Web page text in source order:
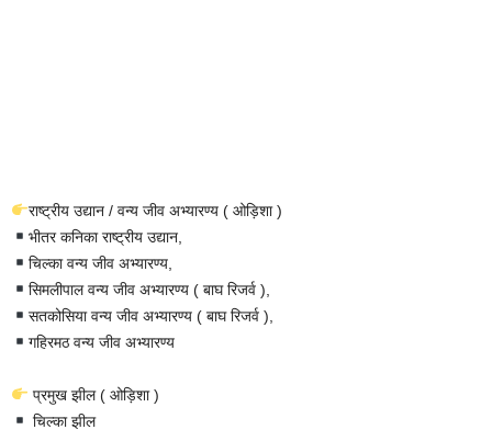
राष्ट्रीय उद्यान / वन्य जीव अभ्यारण्य ( ओड़िशा )
भीतर कनिका राष्ट्रीय उद्यान,
चिल्का वन्य जीव अभ्यारण्य,
सिमलीपाल वन्य जीव अभ्यारण्य ( बाघ रिजर्व ),
सतकोसिया वन्य जीव अभ्यारण्य ( बाघ रिजर्व ),
गहिरमठ वन्य जीव अभ्यारण्य
प्रमुख झील ( ओड़िशा )
चिल्का झील